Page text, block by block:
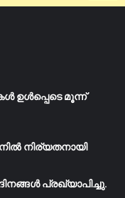
ഉള്‍പ്പെടെ മൂന്ന്
നിര്യതനായി
പ്രഖ്യാപിച്ചു.